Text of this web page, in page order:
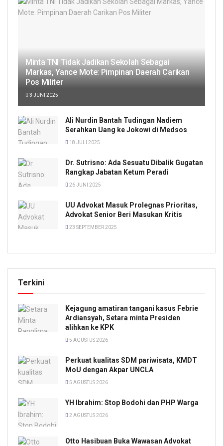
Minta TNI Tidak Jadikan Sekolah Sebagai
Markas, Yance Mote: Pimpinan Daerah Carikan
Pos Militer
3 JUNI 2025
Ali Nurdin Bantah Tudingan Nadiem
Serahkan Uang ke Jokowi di Medsos
18 JULI 2025
Dr. Sutrisno: Ada Sesuatu Dibalik Gugatan
Rangkap Jabatan Ketum Peradi
26 JUNI 2025
UU Advokat Masuk Prolegnas Prioritas,
Advokat Senior Beri Masukan Kritis
23 SEPTEMBER 2025
Terkini
Kejagung amatiran tangani kasus Febrie
Ardiansyah, Setara minta Presiden
alihkan ke KPK
5 AGUSTUS 2026
Perkuat kualitas SDM pariwisata, KMDT
MoU dengan Akpar UNCLA
5 AGUSTUS 2026
YH Ibrahim: Stop Bodohi dan PHP Warga
2 AGUSTUS 2026
Otto Hasibuan Buka Wawasan Advokat